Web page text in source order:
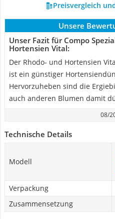
Preisvergleich
Unsere
Unser Fazit für Compo
Hortensien Vital:
Der Rhodo- und Hortensien
ist ein günstiger
Hervorzuheben sind die
auch anderen Blumen damit
08/
Technische Details
Modell
Verpackung
Zusammensetzung